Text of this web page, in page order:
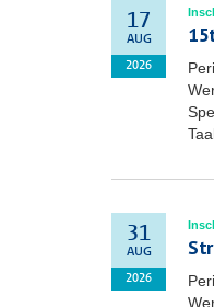
17
AUG
2026
31
AUG
2026